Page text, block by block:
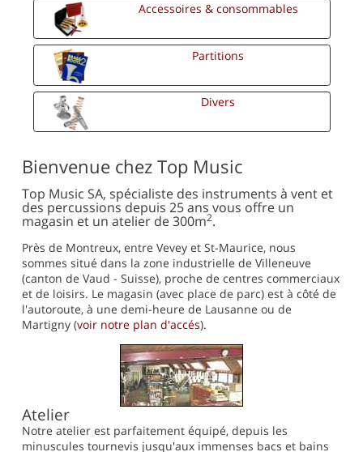
Accessoires & consommables
Partitions
Divers
Bienvenue chez Top Music
Top Music SA, spécialiste des instruments à vent et
des percussions depuis 25 ans vous offre un
magasin et un atelier de 300m2.
Près de Montreux, entre Vevey et St-Maurice, nous
sommes situé dans la zone industrielle de Villeneuve
(canton de Vaud - Suisse), proche de centres commerciaux
et de loisirs. Le magasin (avec place de parc) est à côté de
l'autoroute, à une demi-heure de Lausanne ou de
Martigny (voir notre plan d'accés).
Atelier
Notre atelier est parfaitement équipé, depuis les
minuscules tournevis jusqu'aux immenses bacs et bains